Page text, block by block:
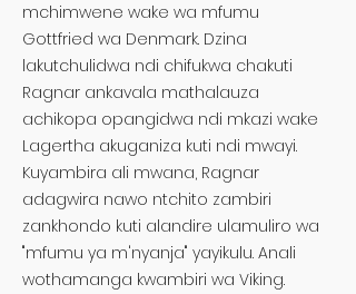
mchimwene wake wa mfumu
Gottfried wa Denmark. Dzina
lakutchulidwa ndi chifukwa chakuti
Ragnar ankavala mathalauza
achikopa opangidwa ndi mkazi wake
Lagertha akuganiza kuti ndi mwayi.
Kuyambira ali mwana, Ragnar
adagwira nawo ntchito zambiri
zankhondo kuti alandire ulamuliro wa
"mfumu ya m'nyanja" yayikulu. Anali
wothamanga kwambiri wa Viking.